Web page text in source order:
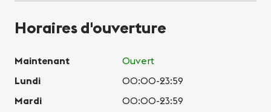
Horaires d'ouverture
Maintenant
Ouvert
Lundi
00:00-23:59
Mardi
00:00-23:59